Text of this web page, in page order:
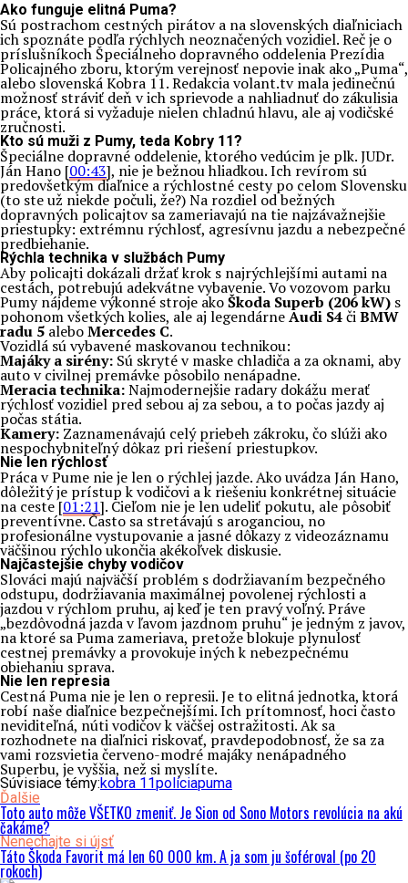
Ako funguje elitná Puma?
Sú postrachom cestných pirátov a na slovenských diaľniciach
ich spoznáte podľa rýchlych neoznačených vozidiel. Reč je o
príslušníkoch Špeciálneho dopravného oddelenia Prezídia
Policajného zboru, ktorým verejnosť nepovie inak ako „Puma“,
alebo slovenská Kobra 11. Redakcia volant.tv mala jedinečnú
možnosť stráviť deň v ich sprievode a nahliadnuť do zákulisia
práce, ktorá si vyžaduje nielen chladnú hlavu, ale aj vodičské
zručnosti.
Kto sú muži z Pumy, teda Kobry 11?
Špeciálne dopravné oddelenie, ktorého vedúcim je plk. JUDr.
Ján Hano [00:43], nie je bežnou hliadkou. Ich revírom sú
predovšetkým diaľnice a rýchlostné cesty po celom Slovensku
(to ste už niekde počuli, že?) Na rozdiel od bežných
dopravných policajtov sa zameriavajú na tie najzávažnejšie
priestupky: extrémnu rýchlosť, agresívnu jazdu a nebezpečné
predbiehanie.
Rýchla technika v službách Pumy
Aby policajti dokázali držať krok s najrýchlejšími autami na
cestách, potrebujú adekvátne vybavenie. Vo vozovom parku
Pumy nájdeme výkonné stroje akoŠkoda Superb (206 kW) s
pohonom všetkých kolies, ale aj legendárneAudi S4čiBMW
radu 5 aleboMercedes C.
Vozidlá sú vybavené maskovanou technikou:
Majáky a sirény: Sú skryté v maske chladiča a za oknami, aby
auto v civilnej premávke pôsobilo nenápadne.
Meracia technika:Najmodernejšie radary dokážu merať
rýchlosť vozidiel pred sebou aj za sebou, a to počas jazdy aj
počas státia.
Kamery: Zaznamenávajú celý priebeh zákroku, čo slúži ako
nespochybniteľný dôkaz pri riešení priestupkov.
Nie len rýchlosť
Práca v Pume nie je len o rýchlej jazde. Ako uvádza Ján Hano,
dôležitý je prístup k vodičovi a k riešeniu konkrétnej situácie
na ceste [01:21]. Cieľom nie je len udeliť pokutu, ale pôsobiť
preventívne. Často sa stretávajú s aroganciou, no
profesionálne vystupovanie a jasné dôkazy z videozáznamu
väčšinou rýchlo ukončia akékoľvek diskusie.
Najčastejšie chyby vodičov
Slováci majú najväčší problém s dodržiavaním bezpečného
odstupu, dodržiavania maximálnej povolenej rýchlosti a
jazdou v rýchlom pruhu, aj keď je ten pravý voľný. Práve
„bezdôvodná jazda v ľavom jazdnom pruhu“ je jedným z javov,
na ktoré sa Puma zameriava, pretože blokuje plynulosť
cestnej premávky a provokuje iných k nebezpečnému
obiehaniu sprava.
Nie len represia
Cestná Puma nie je len o represii. Je to elitná jednotka, ktorá
robí naše diaľnice bezpečnejšími. Ich prítomnosť, hoci často
neviditeľná, núti vodičov k väčšej ostražitosti. Ak sa
rozhodnete na diaľnici riskovať, pravdepodobnosť, že sa za
vami rozsvietia červeno-modré majáky nenápadného
Superbu, je vyššia, než si myslíte.
Súvisiace témy:kobra 11políciapuma
Ďalšie
Toto auto môže VŠETKO zmeniť. Je Sion od Sono Motors revolúcia na akú
čakáme?
Nenechajte si újsť
Táto Škoda Favorit má len 60 000 km. A ja som ju šoféroval (po 20
rokoch)